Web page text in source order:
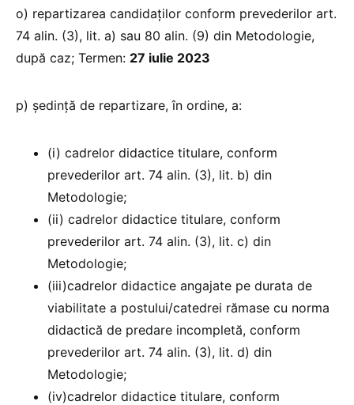
o) repartizarea candidaţilor conform prevederilor art.
74 alin. (3), lit. a) sau 80 alin. (9) din Metodologie,
după caz; Termen: 27 iulie 2023
p) ședință de repartizare, în ordine, a:
(i) cadrelor didactice titulare, conform
prevederilor art. 74 alin. (3), lit. b) din
Metodologie;
(ii) cadrelor didactice titulare, conform
prevederilor art. 74 alin. (3), lit. c) din
Metodologie;
(iii)cadrelor didactice angajate pe durata de
viabilitate a postului/catedrei rămase cu norma
didactică de predare incompletă, conform
prevederilor art. 74 alin. (3), lit. d) din
Metodologie;
(iv)cadrelor didactice titulare, conform